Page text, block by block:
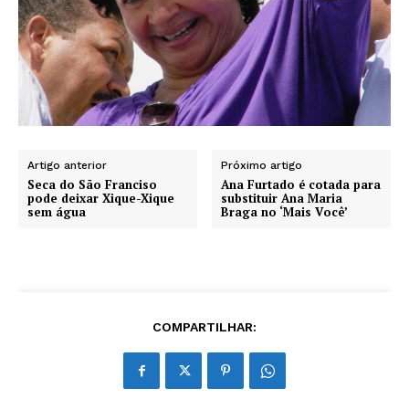
Artigo anterior
Seca do São Franciso
pode deixar Xique-Xique
sem água
Próximo artigo
Ana Furtado é cotada para
substituir Ana Maria
Braga no ‘Mais Você’
COMPARTILHAR: